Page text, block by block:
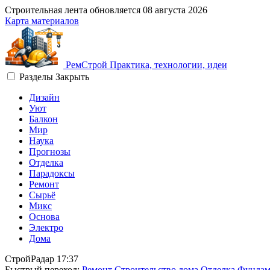
Строительная лента обновляется 08 августа 2026
Карта материалов
РемСтрой Практика, технологии, идеи
Разделы Закрыть
Дизайн
Уют
Балкон
Мир
Наука
Прогнозы
Отделка
Парадоксы
Ремонт
Сырьё
Микс
Основа
Электро
Дома
СтройРадар 17:37